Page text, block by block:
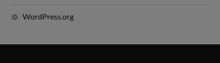
WordPress.org